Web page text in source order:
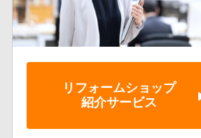
リフォームショップ
紹介サービス